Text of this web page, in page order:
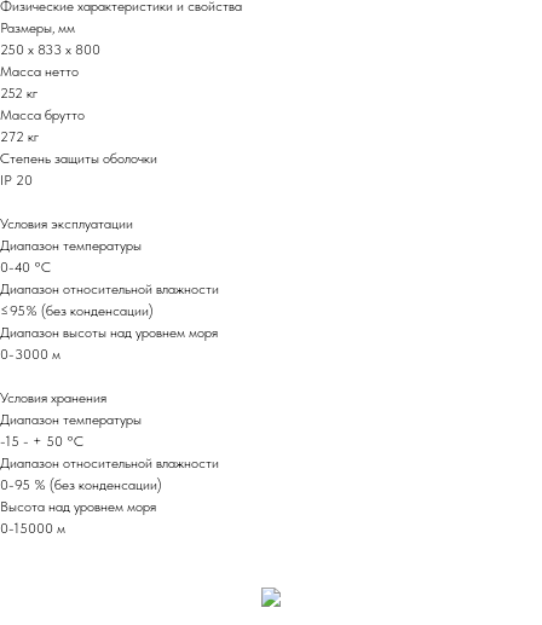
Физические характеристики и свойства
Размеры, мм
250 x 833 x 800
Масса нетто
252 кг
Масса брутто
272 кг
Степень защиты оболочки
IP 20
Условия эксплуатации
Диапазон температуры
0-40 °C
Диапазон относительной влажности
≤95% (без конденсации)
Диапазон высоты над уровнем моря
0-3000 м
Условия хранения
Диапазон температуры
-15 - + 50 °C
Диапазон относительной влажности
0-95 % (без конденсации)
Высота над уровнем моря
0-15000 м
Мы на маркетплейсах